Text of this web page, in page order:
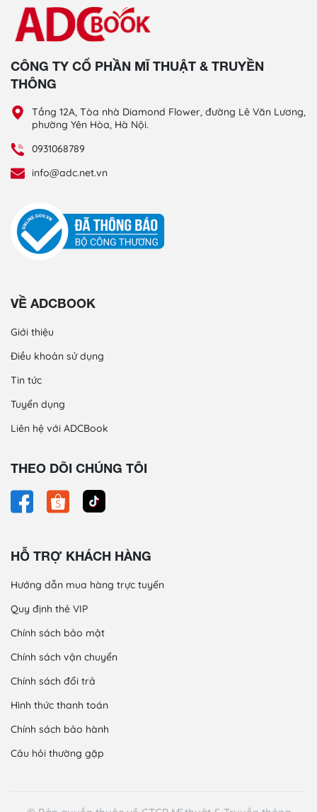
CÔNG TY CỔ PHẦN MĨ THUẬT & TRUYỀN
THÔNG
Tầng 12A, Tòa nhà Diamond Flower, đường Lê Văn Lương,
phường Yên Hòa, Hà Nội.
0931068789
info@adc.net.vn
VỀ ADCBOOK
Giới thiệu
Điều khoản sử dụng
Tin tức
Tuyển dụng
Liên hệ với ADCBook
THEO DÕI CHÚNG TÔI
HỖ TRỢ KHÁCH HÀNG
Hướng dẫn mua hàng trực tuyến
Quy định thẻ VIP
Chính sách bảo mật
Chính sách vận chuyển
Chính sách đổi trả
Hình thức thanh toán
Chính sách bảo hành
Câu hỏi thường gặp